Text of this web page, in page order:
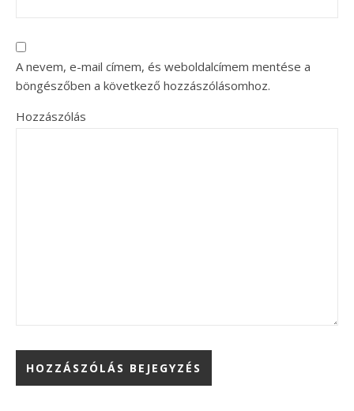
A nevem, e-mail címem, és weboldalcímem mentése a
böngészőben a következő hozzászólásomhoz.
Hozzászólás